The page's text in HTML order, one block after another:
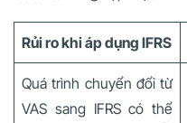
Rủi ro khi áp dụng IFRS
Quá trình chuyển đổi từ
VAS sang IFRS có thể